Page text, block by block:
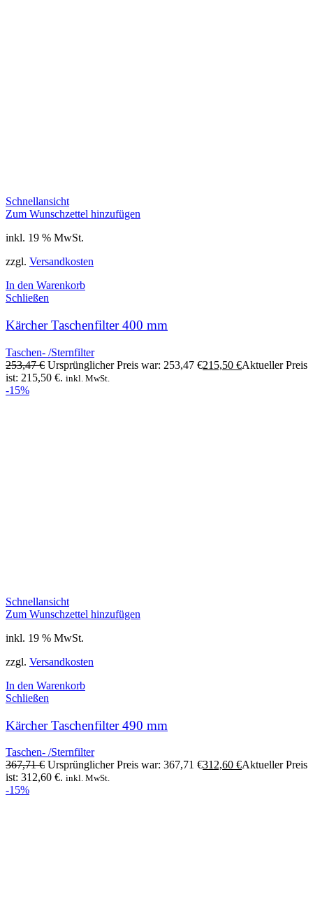
Schnellansicht
Zum Wunschzettel hinzufügen
inkl. 19 % MwSt.
zzgl. Versandkosten
In den Warenkorb
Schließen
Kärcher Taschenfilter 400 mm
Taschen- /Sternfilter
253,47€ Ursprünglicher Preis war: 253,47 €215,50 €Aktueller Preis
ist: 215,50 €. inkl. MwSt.
-15%
Schnellansicht
Zum Wunschzettel hinzufügen
inkl. 19 % MwSt.
zzgl. Versandkosten
In den Warenkorb
Schließen
Kärcher Taschenfilter 490 mm
Taschen- /Sternfilter
367,71€ Ursprünglicher Preis war: 367,71 €312,60 €Aktueller Preis
ist: 312,60 €. inkl. MwSt.
-15%